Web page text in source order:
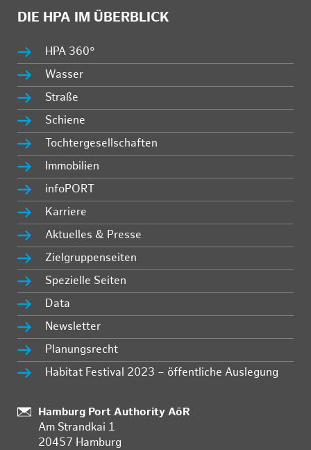
DIE HPA IM ÜBERBLICK
HPA 360°
Wasser
Straße
Schiene
Tochtergesellschaften
Immobilien
infoPORT
Karriere
Aktuelles & Presse
Zielgruppenseiten
Spezielle Seiten
Data
Newsletter
Planungsrecht
Habitat Festival 2023 – öffentliche Auslegung
Standort:
Hamburg Port Authority AöR
Am Strandkai 1
20457 Hamburg